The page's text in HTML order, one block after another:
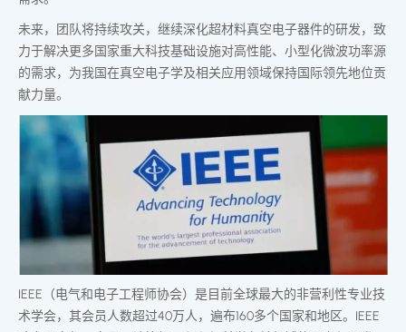
未来，团队将持续攻关，继续深化超材料真空电子器件的研发，致
力于解决更多国家重大科技基础设施对高性能、小型化微波功率源
的需求，为我国在真空电子学及相关应用领域保持国际领先地位贡
献力量。
IEEE（电气和电子工程师协会）是目前全球最大的非营利性专业技
术学会，其会员人数超过40万人，遍布160多个国家和地区。IEEE